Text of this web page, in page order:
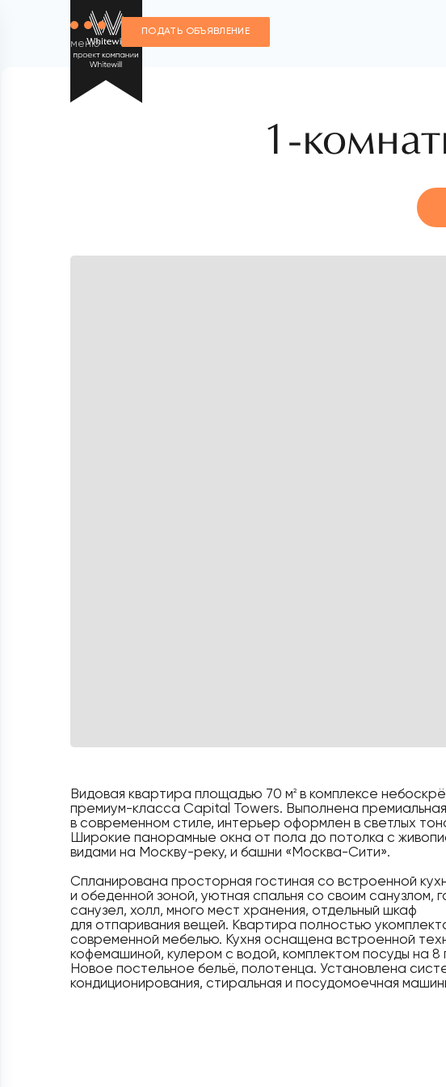
меню
ПОДАТЬ ОБЪЯВЛЕНИЕ
1-
Видовая квартира площадью 70 м2 в комплексе
премиум-класса Capital Towers. Выполнена
в современном стиле, интерьер оформлен в светлых
Широкие панорамные окна от пола до потолка с
видами на Москву-реку, и башни «Москва-Сити».
Спланирована просторная гостиная со встроенной
и обеденной зоной, уютная спальня со своим санузлом,
санузел, холл, много мест хранения, отдельный шкаф
для отпаривания вещей. Квартира полностью
современной мебелью. Кухня оснащена встроенной
кофемашиной, кулером с водой, комплектом посуды на 8
Новое постельное бельё, полотенца. Установлена
кондиционирования, стиральная и посудомоечная